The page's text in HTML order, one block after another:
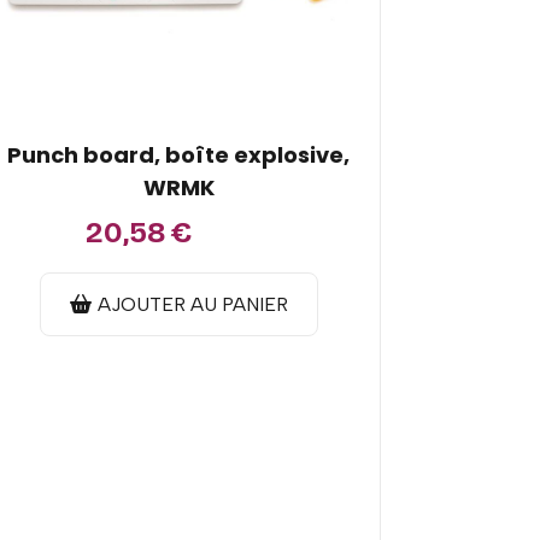
Punch board, boîte explosive,
WRMK
20,58€
AJOUTER AU PANIER